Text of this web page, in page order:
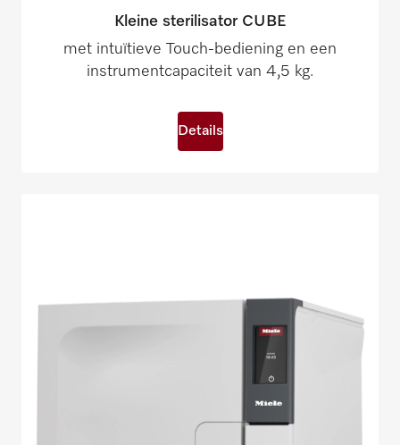
Kleine sterilisator CUBE
met intuïtieve Touch-bediening en een
instrumentcapaciteit van 4,5 kg.
Details